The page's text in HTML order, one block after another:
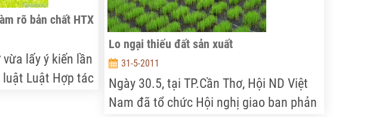
rõ bản chất HTX
lấy ý kiến lần
Luật Hợp tác
Lo ngại thiếu đất sản xuất
31-5-2011
Ngày 30.5, tại TP.Cần Thơ, Hội ND Việt
Nam đã tổ chức Hội nghị giao ban phản